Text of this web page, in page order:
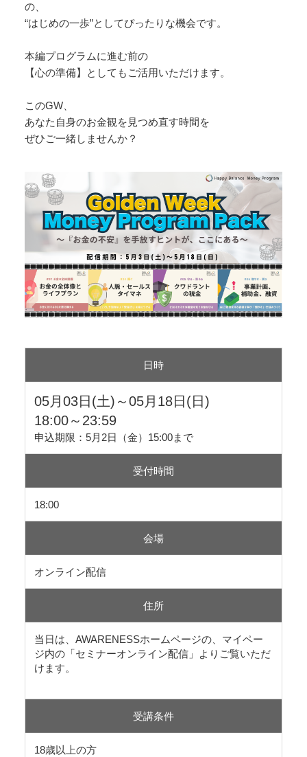
の、
“はじめの一歩”としてぴったりな機会です。
本編プログラムに進む前の
【心の準備】としてもご活用いただけます。
このGW、
あなた自身のお金観を見つめ直す時間を
ぜひご一緒しませんか？
日時
05月03日(土)～05月18日(日)
18:00～23:59
申込期限：5月2日（金）15:00まで
受付時間
18:00
会場
オンライン配信
住所
当日は、AWARENESSホームページの、マイペー
ジ内の「セミナーオンライン配信」よりご覧いただ
けます。
受講条件
18歳以上の方